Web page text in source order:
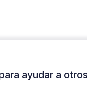
ayudar a